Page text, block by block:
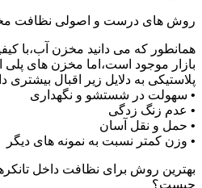
روش های درست و اصولی نظافت
همانطور که می دانید مخزن آب،با
بازار موجود است،اما مخزن های پلی
پلاستیکی به دلایل زیر اقبال بیشتری
• سهولت در شستشو و نگهداری
• عدم زنگ زدگی
• حمل و نقل آسان
• وزن کمتر نسبت به نمونه های دیگر
بهترین روش برای نظافت داخل
چیست؟